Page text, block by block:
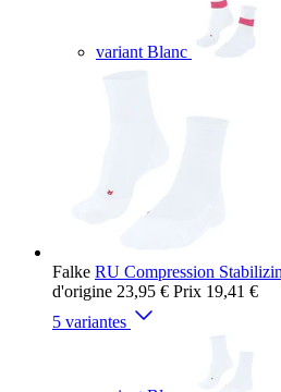
variant Blanc
Falke RU Compression
d'origine 23,95 € Prix 19,41 €
5 variantes